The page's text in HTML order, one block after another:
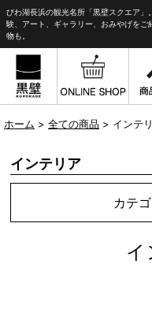
びわ湖長浜の観光名所「黒壁スクエア
験、アート、ギャラリー、おみやげを
物も。
ホーム > 全ての商品 > インテ
インテリア
カテ
イ